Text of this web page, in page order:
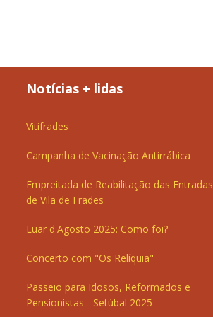
Notícias + lidas
Vitifrades
Campanha de Vacinação Antirrábica
Empreitada de Reabilitação das Entradas
de Vila de Frades
Luar d'Agosto 2025: Como foi?
Concerto com "Os Relíquia"
Passeio para Idosos, Reformados e
Pensionistas - Setúbal 2025